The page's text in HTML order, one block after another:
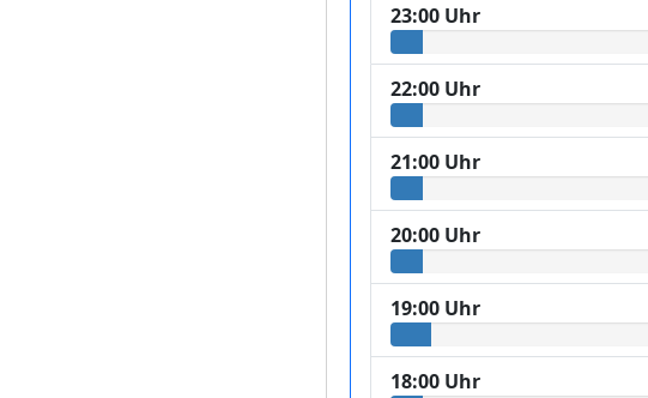
23:00 Uhr
22:00 Uhr
21:00 Uhr
20:00 Uhr
19:00 Uhr
18:00 Uhr